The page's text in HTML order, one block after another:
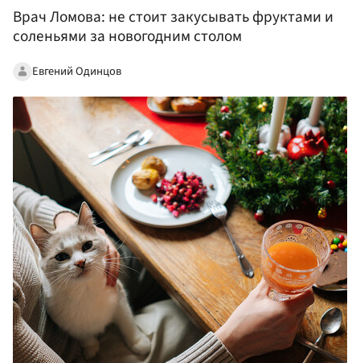
Врач Ломова: не стоит закусывать фруктами и
соленьями за новогодним столом
Евгений Одинцов